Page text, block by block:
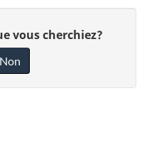
vous cherchiez?
Non